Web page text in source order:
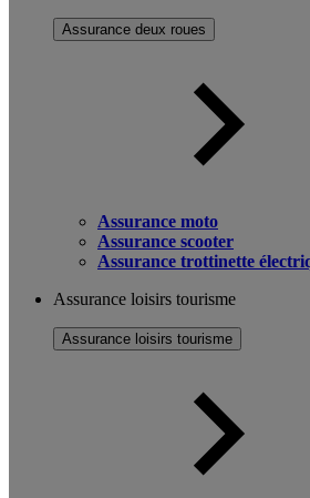
Assurance deux roues
Assurance moto
Assurance scooter
Assurance trottinette
Assurance loisirs tourisme
Assurance loisirs tourisme